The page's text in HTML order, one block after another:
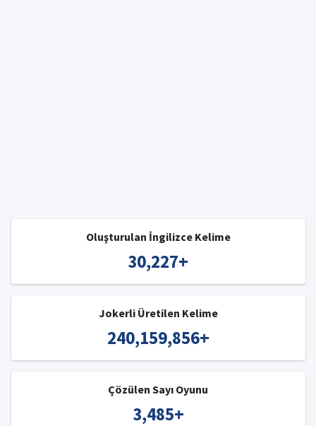
Oluşturulan İngilizce Kelime
30,227+
Jokerli Üretilen Kelime
240,159,856+
Çözülen Sayı Oyunu
3,485+